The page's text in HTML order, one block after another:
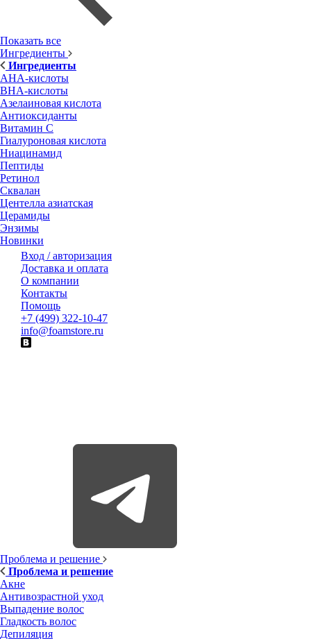
Показать все
Ингредиенты
Ингредиенты
AHA-кислоты
BHA-кислоты
Азелаиновая кислота
Антиоксиданты
Витамин С
Гиалуроновая кислота
Ниацинамид
Пептиды
Ретинол
Сквалан
Центелла азиатская
Церамиды
Энзимы
Новинки
Вход / авторизация
Доставка и оплата
О компании
Контакты
Помощь
+7 (499) 322-10-47
info@foamstore.ru
Проблема и решение
Проблема и решение
Акне
Антивозрастной уход
Выпадение волос
Гладкость волос
Депиляция